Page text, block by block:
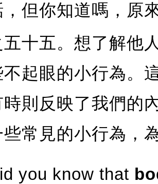
，但你知道嗎，原
五十五。想了解他
不起眼的小行為。
時則反映了我們的
些常見的小行為，
you know that